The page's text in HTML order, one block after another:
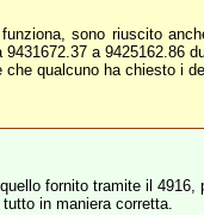
sono riuscito
a 9425162.86
qualcuno ha chiesto i
fornito tramite il
in maniera corretta.